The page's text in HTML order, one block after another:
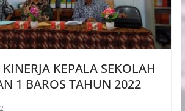
KEPALA SEKOLAH
1 BAROS TAHUN 2022